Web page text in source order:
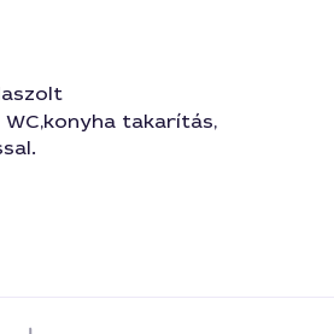
takarítás,